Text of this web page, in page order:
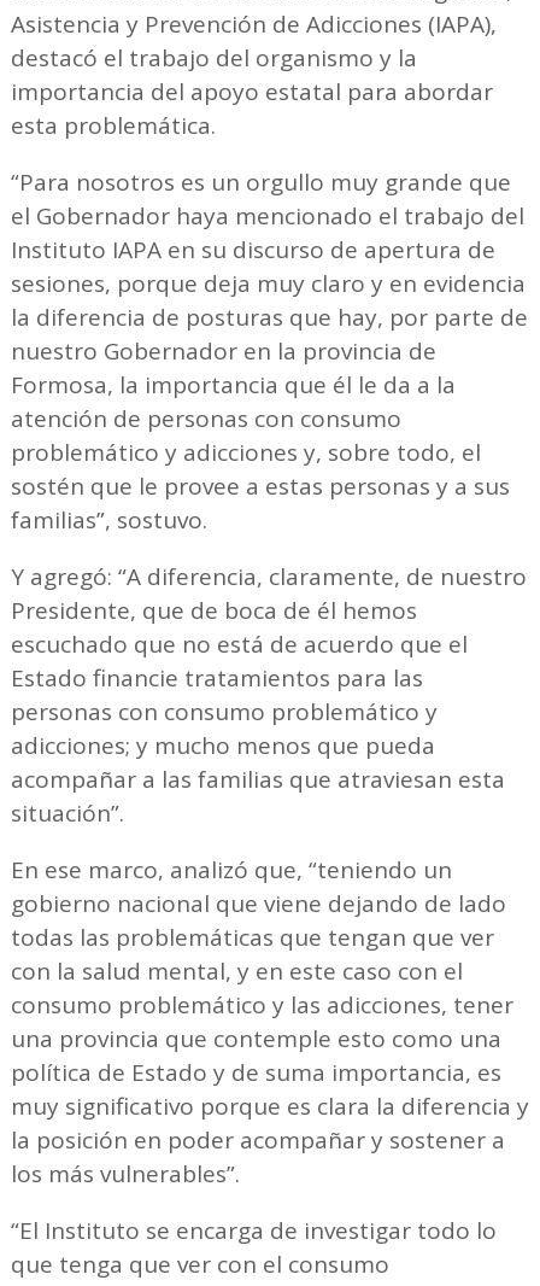
Asistencia y Prevención de Adicciones (IAPA),
destacó el trabajo del organismo y la
importancia del apoyo estatal para abordar
esta problemática.
“Para nosotros es un orgullo muy grande que
el Gobernador haya mencionado el trabajo del
Instituto IAPA en su discurso de apertura de
sesiones, porque deja muy claro y en evidencia
la diferencia de posturas que hay, por parte de
nuestro Gobernador en la provincia de
Formosa, la importancia que él le da a la
atención de personas con consumo
problemático y adicciones y, sobre todo, el
sostén que le provee a estas personas y a sus
familias”, sostuvo.
Y agregó: “A diferencia, claramente, de nuestro
Presidente, que de boca de él hemos
escuchado que no está de acuerdo que el
Estado financie tratamientos para las
personas con consumo problemático y
adicciones; y mucho menos que pueda
acompañar a las familias que atraviesan esta
situación”.
En ese marco, analizó que, “teniendo un
gobierno nacional que viene dejando de lado
todas las problemáticas que tengan que ver
con la salud mental, y en este caso con el
consumo problemático y las adicciones, tener
una provincia que contemple esto como una
política de Estado y de suma importancia, es
muy significativo porque es clara la diferencia y
la posición en poder acompañar y sostener a
los más vulnerables”.
“El Instituto se encarga de investigar todo lo
que tenga que ver con el consumo